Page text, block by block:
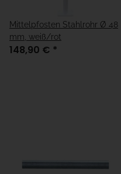
Mittelpfosten Stahlrohr Ø 48
mm, weiß/rot
148,90 € *